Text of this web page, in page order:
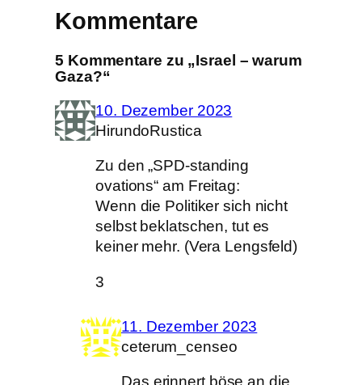
Kommentare
5 Kommentare zu „Israel – warum
Gaza?“
10. Dezember 2023
HirundoRustica
Zu den „SPD-standing
ovations“ am Freitag:
Wenn die Politiker sich nicht
selbst beklatschen, tut es
keiner mehr. (Vera Lengsfeld)
3
11. Dezember 2023
ceterum_censeo